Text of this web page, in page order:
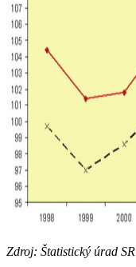
Zdroj: Štatistický úrad SR